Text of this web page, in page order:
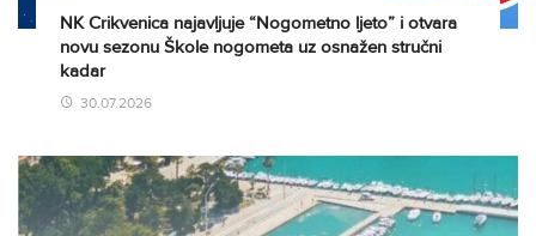
NK Crikvenica najavljuje “Nogometno ljeto” i otvara
novu sezonu Škole nogometa uz osnažen stručni
kadar
30.07.2026